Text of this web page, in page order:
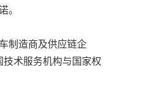
。
制造商及供应链企
术服务机构与国家权